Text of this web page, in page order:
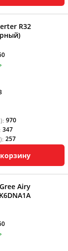
R32
970
347
257
Airy